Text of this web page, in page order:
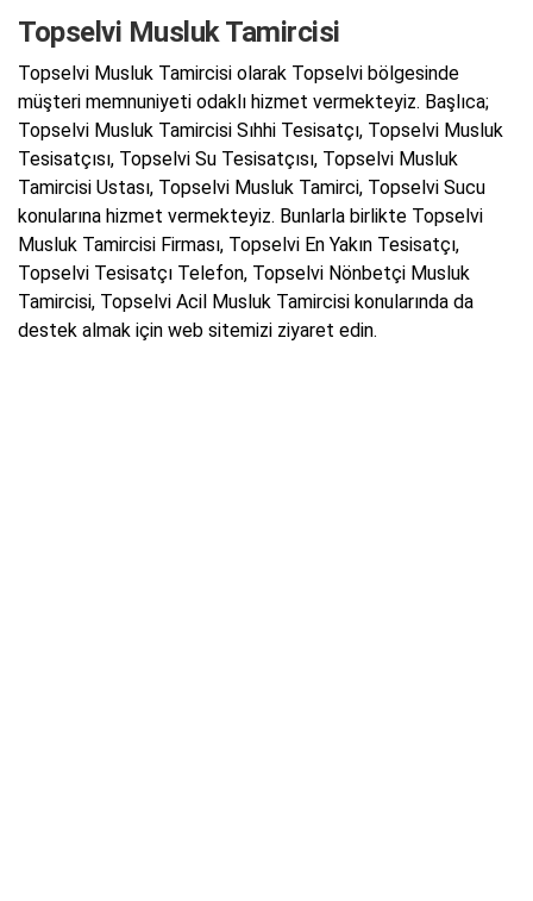
Topselvi Musluk Tamircisi
Topselvi Musluk Tamircisi olarak Topselvi bölgesinde
müşteri memnuniyeti odaklı hizmet vermekteyiz. Başlıca;
Topselvi Musluk Tamircisi Sıhhi Tesisatçı, Topselvi Musluk
Tesisatçısı, Topselvi Su Tesisatçısı, Topselvi Musluk
Tamircisi Ustası, Topselvi Musluk Tamirci, Topselvi Sucu
konularına hizmet vermekteyiz. Bunlarla birlikte Topselvi
Musluk Tamircisi Firması, Topselvi En Yakın Tesisatçı,
Topselvi Tesisatçı Telefon, Topselvi Nönbetçi Musluk
Tamircisi, Topselvi Acil Musluk Tamircisi konularında da
destek almak için web sitemizi ziyaret edin.